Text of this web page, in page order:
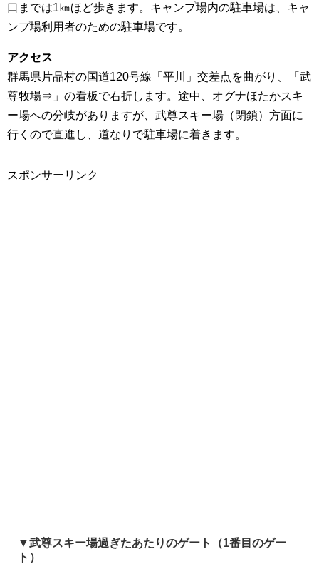
口までは1㎞ほど歩きます。キャンプ場内の駐車場は、キャ
ンプ場利用者のための駐車場です。
アクセス
群馬県片品村の国道120号線「平川」交差点を曲がり、「武
尊牧場⇒」の看板で右折します。途中、オグナほたかスキ
ー場への分岐がありますが、武尊スキー場（閉鎖）方面に
行くので直進し、道なりで駐車場に着きます。
スポンサーリンク
▼武尊スキー場過ぎたあたりのゲート（1番目のゲー
ト）